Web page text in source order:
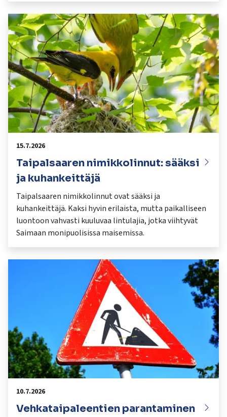
15.7.2026
Taipalsaaren nimikkolinnut: sääksi
ja kuhankeittäjä
Taipalsaaren nimikkolinnut ovat sääksi ja
kuhankeittäjä. Kaksi hyvin erilaista, mutta paikalliseen
luontoon vahvasti kuuluvaa lintulajia, jotka viihtyvät
Saimaan monipuolisissa maisemissa.
10.7.2026
Vehkataipaleentien parantaminen